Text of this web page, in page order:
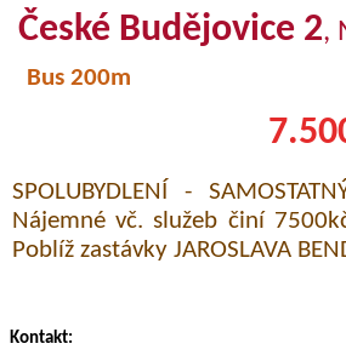
České Budějovice 2,
Bus 200m
SPOLUBYDLENÍ -
Nájemné vč. služeb činí
Poblíž zastávky JAROSLAVA
Kontakt: